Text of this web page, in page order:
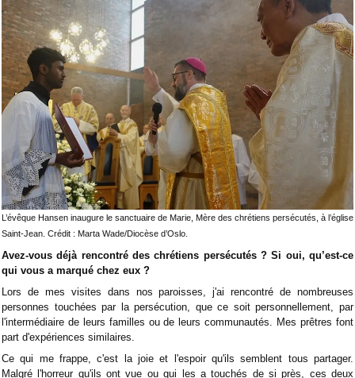
L’évêque Hansen inaugure le sanctuaire de Marie, Mère des chrétiens persécutés, à l’église
Saint-Jean. Crédit : Marta Wade/Diocèse d’Oslo.
Avez-vous déjà rencontré des chrétiens persécutés ? Si oui, qu’est-ce
qui vous a marqué chez eux ?
Lors de mes visites dans nos paroisses, j'ai rencontré de nombreuses
personnes touchées par la persécution, que ce soit personnellement, par
l'intermédiaire de leurs familles ou de leurs communautés. Mes prêtres font
part d'expériences similaires.
Ce qui me frappe, c'est la joie et l'espoir qu'ils semblent tous partager.
Malgré l'horreur qu'ils ont vue ou qui les a touchés de si près, ces deux